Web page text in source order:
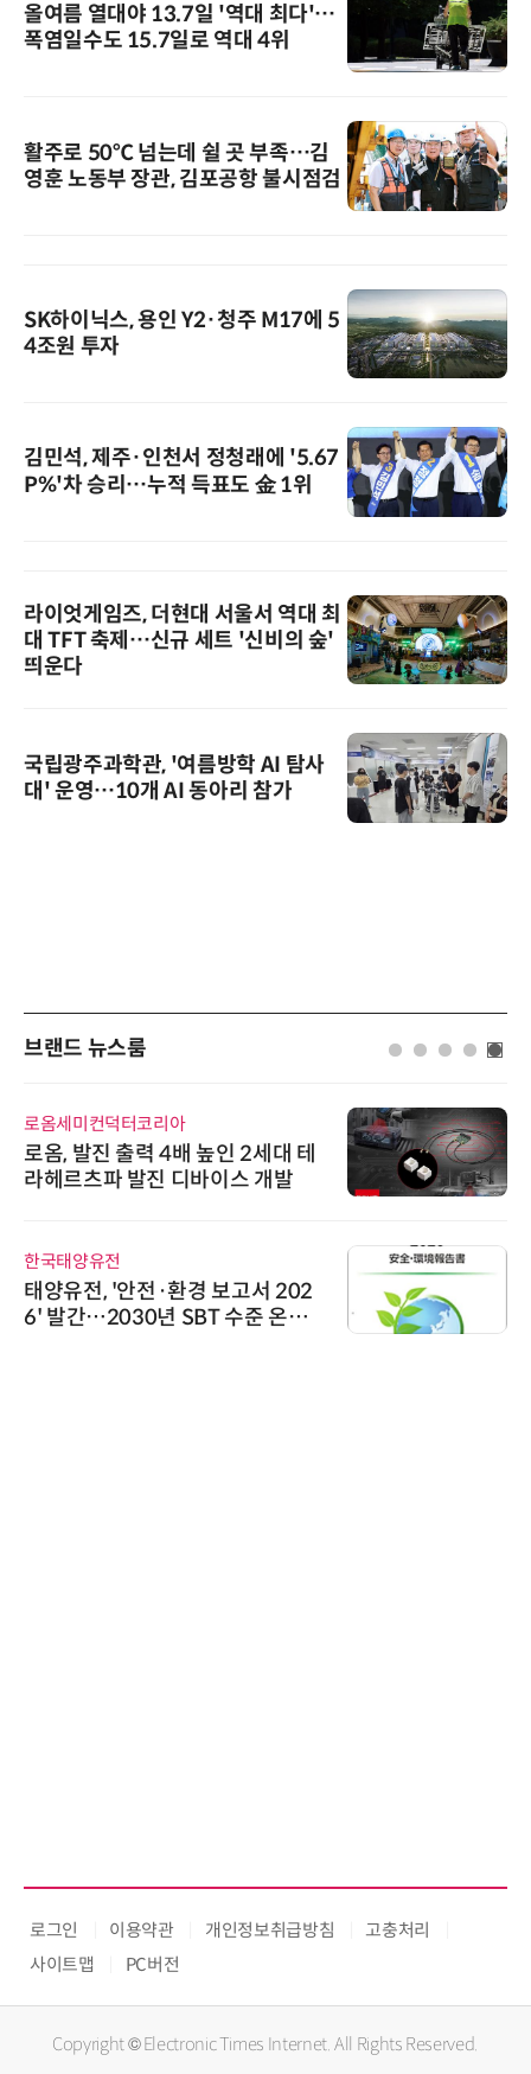
올여름 열대야 13.7일 '역대 최다'…
폭염일수도 15.7일로 역대 4위
활주로 50℃ 넘는데 쉴 곳 부족…김
영훈 노동부 장관, 김포공항 불시점검
SK하이닉스, 용인 Y2·청주 M17에 5
4조원 투자
김민석, 제주·인천서 정청래에 '5.67
P%'차 승리…누적 득표도 金 1위
라이엇게임즈, 더현대 서울서 역대 최
대 TFT 축제…신규 세트 '신비의 숲'
띄운다
국립광주과학관, '여름방학 AI 탐사
대' 운영…10개 AI 동아리 참가
브랜드 뉴스룸
로옴세미컨덕터코리아
로옴, 발진 출력 4배 높인 2세대 테
라헤르츠파 발진 디바이스 개발
한국태양유전
태양유전, '안전·환경 보고서 202
6' 발간…2030년 SBT 수준 온실
로그인 이용약관 개인정보취급방침
고충처리
사이트맵
PC버전
Copyright © Electronic Times Internet. All Rights Reserved.